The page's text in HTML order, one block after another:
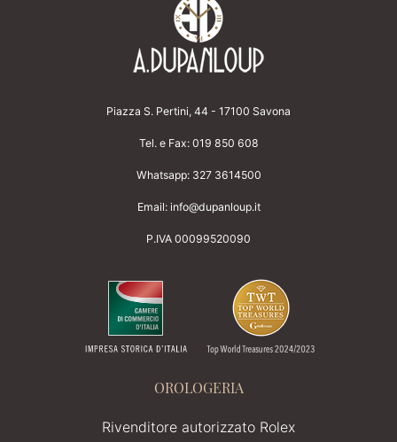
Piazza S. Pertini, 44 - 17100 Savona
Tel. e Fax: 019 850 608
Whatsapp: 327 3614500
Email: info@dupanloup.it
P.IVA 00099520090
OROLOGERIA
Rivenditore autorizzato Rolex